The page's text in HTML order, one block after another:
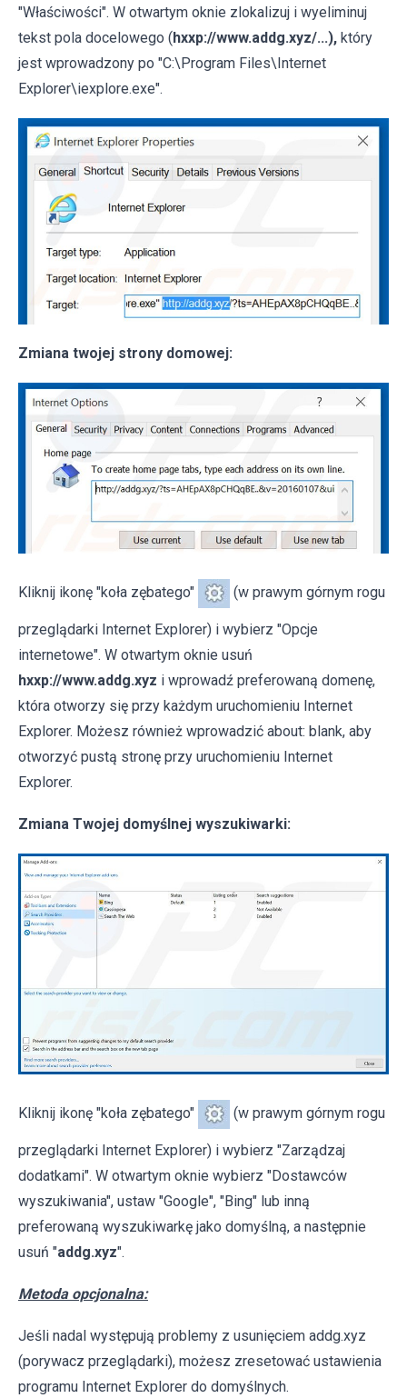
"Właściwości". W otwartym oknie zlokalizuj i wyeliminuj
tekst pola docelowego ( hxxp://www.addg.xyz/...), który
jest wprowadzony po "C:\Program Files\Internet
Explorer\iexplore.exe".
Zmiana twojej strony domowej:
Kliknij ikonę "koła zębatego" (w prawym górnym rogu
przeglądarki Internet Explorer) i wybierz "Opcje
internetowe". W otwartym oknie usuń
hxxp://www.addg.xyz i wprowadź preferowaną domenę,
która otworzy się przy każdym uruchomieniu Internet
Explorer. Możesz również wprowadzić about: blank, aby
otworzyć pustą stronę przy uruchomieniu Internet
Explorer.
Zmiana Twojej domyślnej wyszukiwarki:
Kliknij ikonę "koła zębatego" (w prawym górnym rogu
przeglądarki Internet Explorer) i wybierz "Zarządzaj
dodatkami". W otwartym oknie wybierz "Dostawców
wyszukiwania", ustaw "Google", "Bing" lub inną
preferowaną wyszukiwarkę jako domyślną, a następnie
usuń "addg.xyz".
Metoda opcjonalna:
Jeśli nadal występują problemy z usunięciem addg.xyz
(porywacz przeglądarki), możesz zresetować ustawienia
programu Internet Explorer do domyślnych.